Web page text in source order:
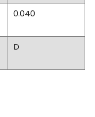
0.040
D